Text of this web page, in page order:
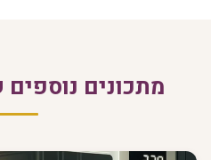
מתכונים